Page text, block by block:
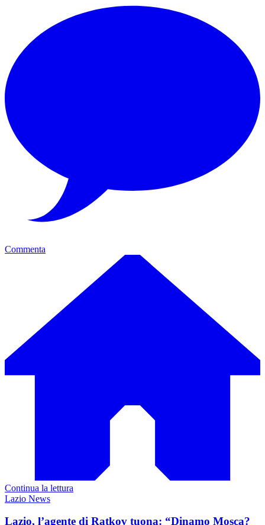
Commenta
Continua la lettura
Lazio News
Lazio, l’agente di Ratkov tuona: “Dinamo Mosca?